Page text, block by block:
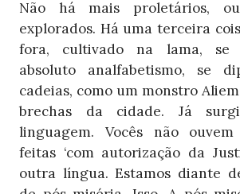
Não há mais proletários,
explorados. Há uma terceira
fora, cultivado na lama, se
absoluto analfabetismo, se
cadeias, como um monstro
brechas da cidade. Já
linguagem. Vocês não
feitas ‘com autorização da
outra língua. Estamos diante